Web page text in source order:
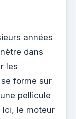
années
dans
les
se forme sur
pellicule
Ici, le moteur